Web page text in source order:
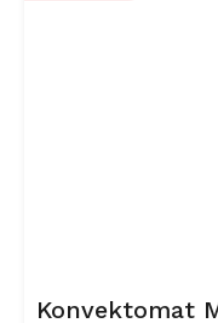
Konvektomat